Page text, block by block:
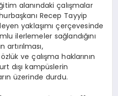
alanındaki çalışmalar
Recep Tayyip
yaklaşımı çerçevesinde
ilerlemeler sağlandığını
artırılması,
ve çalışma haklarının
dışı kampüslerin
üzerinde durdu.